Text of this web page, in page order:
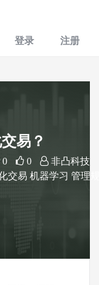
登录
注册
易？
0 0
非凸科技
交易 机器学习 管理